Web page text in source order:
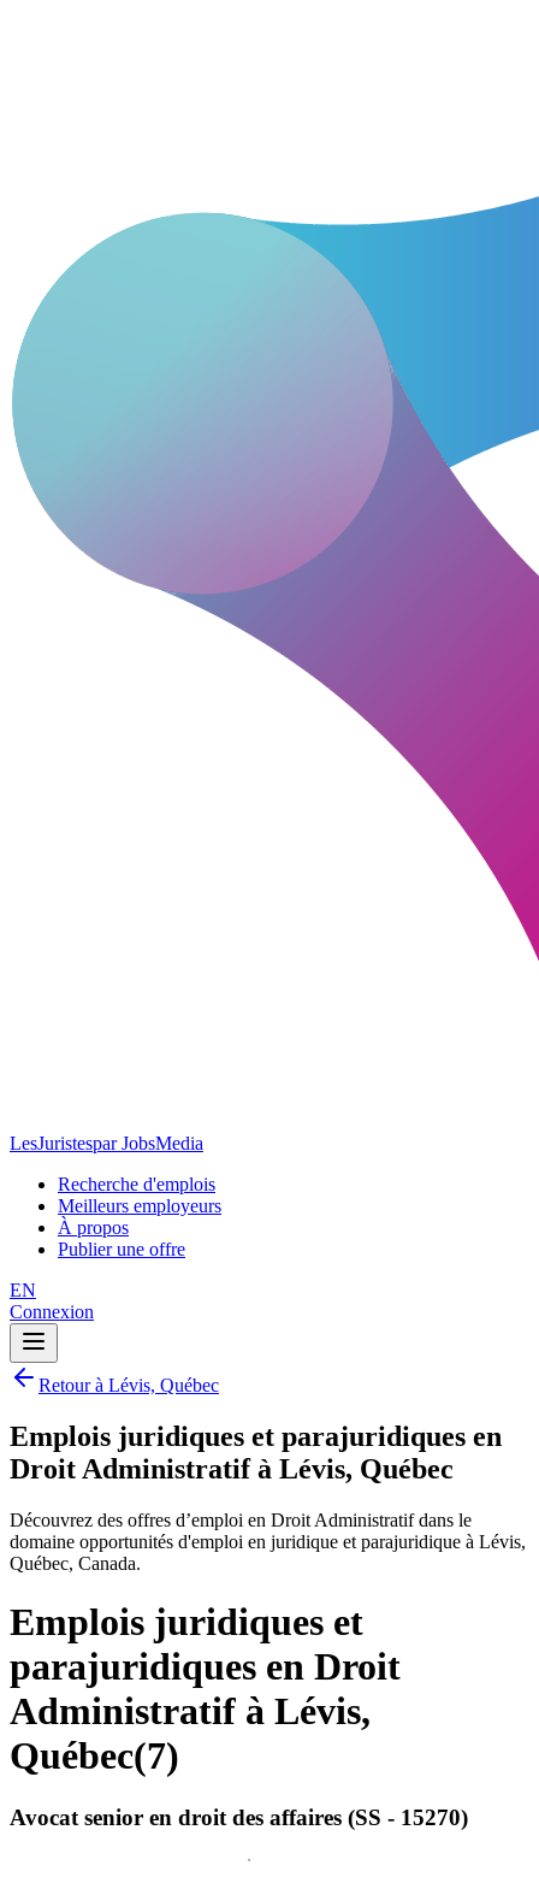
LesJuristespar JobsMedia
Recherche d'emplois
Meilleurs employeurs
À propos
Publier une offre
EN
Connexion
Retour à Lévis, Québec
Emplois juridiques et parajuridiques en
Droit Administratif à Lévis, Québec
Découvrez des offres d’emploi en Droit Administratif dans le
domaine opportunités d'emploi en juridique et parajuridique à Lévis,
Québec, Canada.
Emplois juridiques et
parajuridiques en Droit
Administratif à Lévis,
Québec(7)
Avocat senior en droit des affaires (SS - 15270)